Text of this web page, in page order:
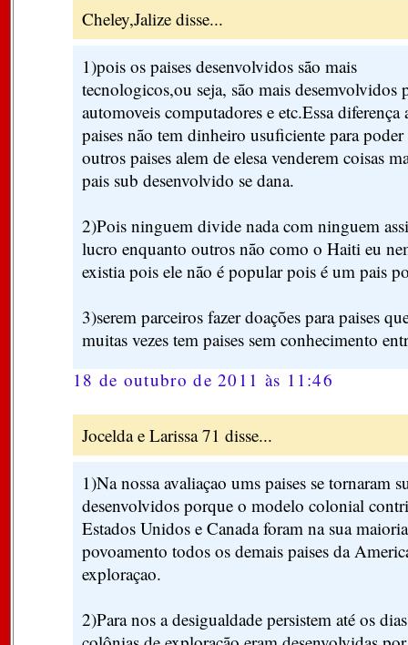
Cheley,Jalize disse...
1)pois os paises desenvolvidos são mais
tecnologicos,ou seja, são mais desemvolvidos
automoveis computadores e etc.Essa diferença
paises não tem dinheiro usuficiente para poder
outros paises alem de elesa venderem coisas
pais sub desenvolvido se dana.
2)Pois ninguem divide nada com ninguem
lucro enquanto outros não como o Haiti eu
existia pois ele não é popular pois é um pais
3)serem parceiros fazer doações para paises
muitas vezes tem paises sem conhecimento
18 de outubro de 2011 às 11:46
Jocelda e Larissa 71 disse...
1)Na nossa avaliaçao ums paises se tornaram
desenvolvidos porque o modelo colonial
Estados Unidos e Canada foram na sua
povoamento todos os demais paises da
exploraçao.
2)Para nos a desigualdade persistem até os